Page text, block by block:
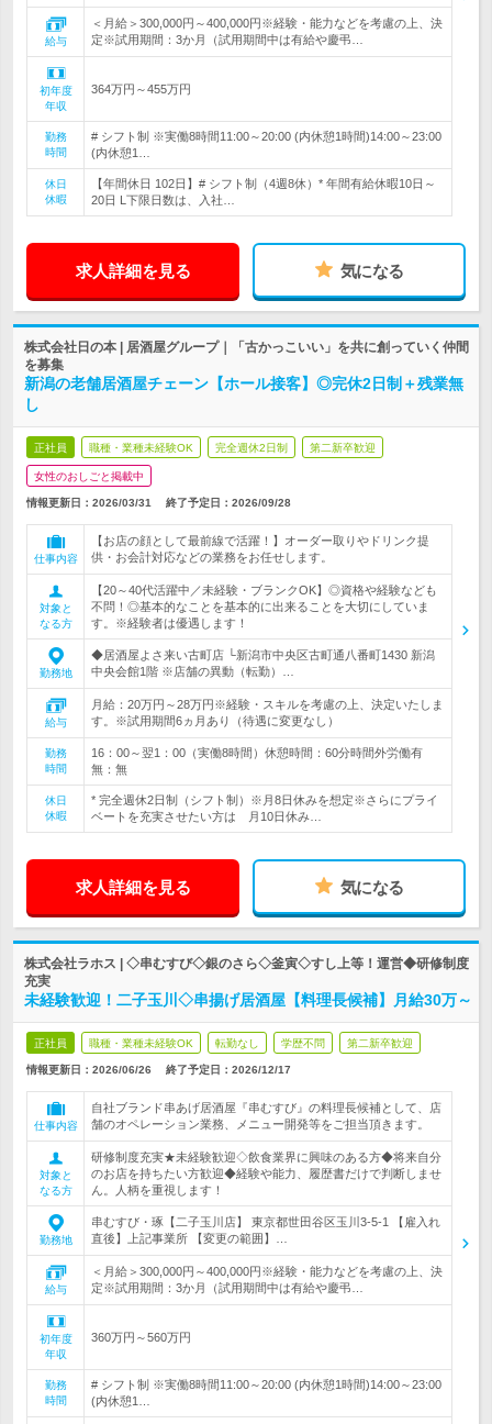
給与
＜月給＞300,000円～400,000円※経験・能力などを考慮の上、決
定※試用期間：3か月（試用期間中は有給や慶弔…
初年度
年収
364万円～455万円
勤務
時間
# シフト制 ※実働8時間11:00～20:00 (内休憩1時間)14:00～23:00
(内休憩1…
休日
休暇
【年間休日 102日】# シフト制（4週8休）* 年間有給休暇10日～
20日 L下限日数は、入社…
求人詳細を見る 気になる
株式会社日の本 | 居酒屋グループ｜「古かっこいい」を共に創っていく仲間
を募集
新潟の老舗居酒屋チェーン【ホール接客】◎完休2日制＋残業無
し
正社員 職種・業種未経験OK 完全週休2日制 第二新卒歓迎
女性のおしごと掲載中
情報更新日：2026/03/31 終了予定日： 2026/09/28
仕事内容
【お店の顔として最前線で活躍！】オーダー取りやドリンク提
供・お会計対応などの業務をお任せします。
対象と
なる方
【20～40代活躍中／未経験・ブランクOK】◎資格や経験なども
不問！◎基本的なことを基本的に出来ることを大切にしていま
す。※経験者は優遇します！
勤務地
◆居酒屋よさ来い古町店 └新潟市中央区古町通八番町1430 新潟
中央会館1階 ※店舗の異動（転勤）…
給与
月給：20万円～28万円※経験・スキルを考慮の上、決定いたしま
す。※試用期間6ヵ月あり（待遇に変更なし）
勤務
時間
16：00～翌1：00（実働8時間）休憩時間：60分時間外労働有
無：無
休日
休暇
* 完全週休2日制（シフト制）※月8日休みを想定※さらにプライ
ベートを充実させたい方は 月10日休み…
求人詳細を見る 気になる
株式会社ラホス | ◇串むすび◇銀のさら◇釜寅◇すし上等！運営◆研修制度
充実
未経験歓迎！二子玉川◇串揚げ居酒屋【料理長候補】月給30万～
正社員 職種・業種未経験OK 転勤なし 学歴不問 第二新卒歓迎
情報更新日：2026/06/26 終了予定日： 2026/12/17
仕事内容
自社ブランド串あげ居酒屋『串むすび』の料理長候補として、店
舗のオペレーション業務、メニュー開発等をご担当頂きます。
対象と
なる方
研修制度充実★未経験歓迎◇飲食業界に興味のある方◆将来自分
のお店を持ちたい方歓迎◆経験や能力、履歴書だけで判断しませ
ん。人柄を重視します！
勤務地
串むすび・琢【二子玉川店】 東京都世田谷区玉川3-5-1 【雇入れ
直後】上記事業所 【変更の範囲】…
給与
＜月給＞300,000円～400,000円※経験・能力などを考慮の上、決
定※試用期間：3か月（試用期間中は有給や慶弔…
初年度
年収
360万円～560万円
勤務
時間
# シフト制 ※実働8時間11:00～20:00 (内休憩1時間)14:00～23:00
(内休憩1…